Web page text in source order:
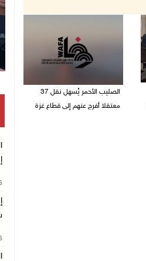
الصليب الأحمر يُسهل نقل 37
معتقلا أفرج عنهم إلى قطاع غزة